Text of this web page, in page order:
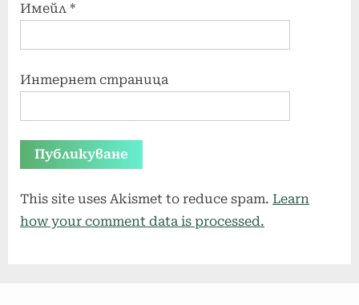
Имейл *
Интернет страница
This site uses Akismet to reduce spam. Learn
how your comment data is processed.